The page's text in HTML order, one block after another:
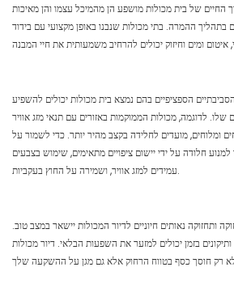
החיים של בית מכולות מושפע הן מהמיכל עצמו והן מאיכות
בתהליך ההמרה. בתי מכולות שנבנו באופן מקצועי עם בידוד
הספציפיים בהם נמצא בית מכולות יכולים להשפיע
לדוגמה, מכולות הממוקמות באזורים עם תנאי מזג אוויר
ומלוחים, מועדים לחלידה בקצב מהיר יותר. כדי לשמור על
חלודה על ידי יישום ציפויים מתאימים, שימוש בצבעים
עמידים למזג אוויר, ושמירה על החוץ בעקביות.
ותחזוקה נאותים חיוניים לדיור המכולות יישאר במצב טוב.
בזמן יכולים למזער את השפעות הבלאי. דיור מכולות